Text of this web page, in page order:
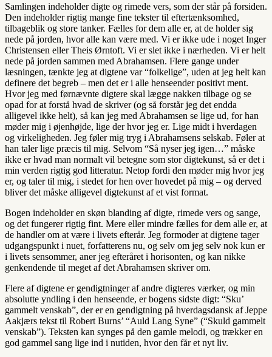
Samlingen indeholder digte og rimede vers, som der står på forsiden.
Den indeholder rigtig mange fine tekster til eftertænksomhed,
tilbageblik og store tanker. Fælles for dem alle er, at de holder sig
nede på jorden, hvor alle kan være med. Vi er ikke ude i noget Inger
Christensen eller Theis Ørntoft. Vi er slet ikke i nærheden. Vi er helt
nede på jorden sammen med Abrahamsen. Flere gange under
læsningen, tænkte jeg at digtene var “folkelige”, uden at jeg helt kan
definere det begreb – men det er i alle henseender positivt ment.
Hvor jeg med førnævnte digtere skal lægge nakken tilbage og se
opad for at forstå hvad de skriver (og så forstår jeg det endda
alligevel ikke helt), så kan jeg med Abrahamsen se lige ud, for han
møder mig i øjenhøjde, lige der hvor jeg er. Lige midt i hverdagen
og virkeligheden. Jeg føler mig tryg i Abrahamsens selskab. Føler at
han taler lige præcis til mig. Selvom “Så nyser jeg igen…” måske
ikke er hvad man normalt vil betegne som stor digtekunst, så er det i
min verden rigtig god litteratur. Netop fordi den møder mig hvor jeg
er, og taler til mig, i stedet for hen over hovedet på mig – og derved
bliver det måske alligevel digtekunst af et vist format.
Bogen indeholder en skøn blanding af digte, rimede vers og sange,
og det fungerer rigtig fint. Mere eller mindre fælles for dem alle er, at
de handler om at være i livets efterår. Jeg formoder at digtene tager
udgangspunkt i nuet, forfatterens nu, og selv om jeg selv nok kun er
i livets sensommer, aner jeg efteråret i horisonten, og kan nikke
genkendende til meget af det Abrahamsen skriver om.
Flere af digtene er gendigtninger af andre digteres værker, og min
absolutte yndling i den henseende, er bogens sidste digt: “Sku’
gammelt venskab”, der er en gendigtning på hverdagsdansk af Jeppe
Aakjærs tekst til Robert Burns’ “Auld Lang Syne” (“Skuld gammelt
venskab”). Teksten kan synges på den gamle melodi, og trækker en
god gammel sang lige ind i nutiden, hvor den får et nyt liv.